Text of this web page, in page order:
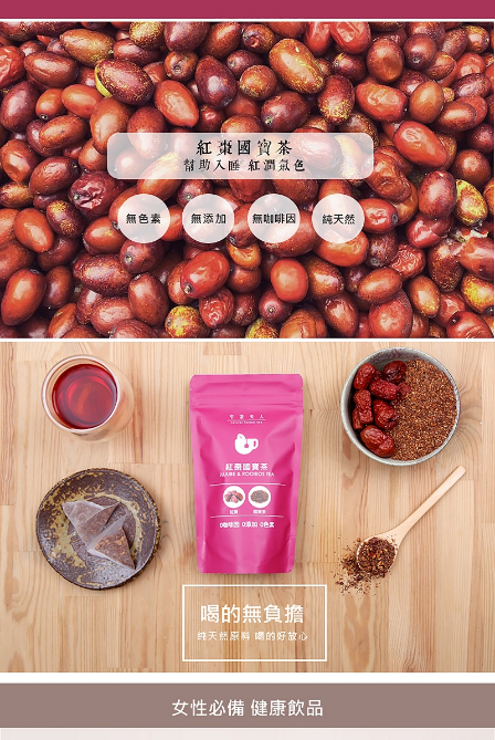
３．未成年的使用者請事先徵得法定代理人或監護人之同意方可使用
「AFTEE先享後付」，若未經同意申辦者引起之損失，本公司不負相關責
任。
４．使用「AFTEE先享後付」時，將依據個別帳號之用戶狀況，依本公司即
時審查核予不同之上限額度；若仍有額度不足之情形，本公司將視審查結果
請求用戶進行身份認證。
５．嚴禁一人註冊多個帳號或使用他人資訊註冊。若發現惡意使用之情形，
恩沛科技股份有限公司將有權停止該用戶之使用額度並採取法律行動。
宅配
每筆NT$100，滿NT$600(含以上)免運費
離島配送
每筆NT$150，滿NT$1,500(含以上)免運費
海外配送 查看運費
海外配送(澳門) 查看運費
海外配送(馬來西亞) 查看運費
海外配送(澳洲) 查看運費